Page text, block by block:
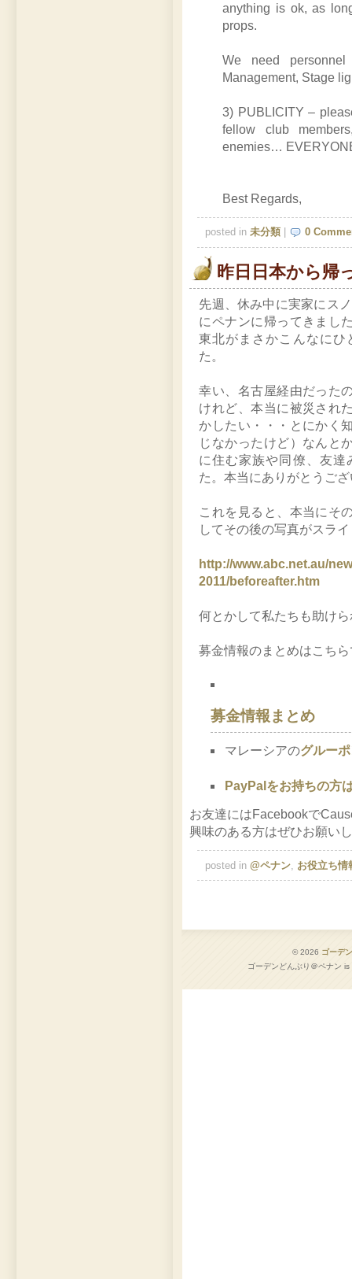
anything is ok, as
props.
We need
Management, Stage
3) PUBLICITY –
fellow club
enemies…
Best Regards,
posted in 未分類| 0
昨日日本から帰
先週、休み中に実家にス
にペナンに帰ってきまし
東北がまさかこんなにひ
た。
幸い、名古屋経由だった
けれど、本当に被災され
かしたい・・・とにかく
じなかったけど）なんと
に住む家族や同僚、友達
た。本当にありがとうご
これを見ると、本当にそ
してその後の写真がスラ
http://www.abc.net.au/
2011/beforeafter.htm
何とかして私たちも助け
募金情報のまとめはこち
募金情報まとめ
マレーシアのグルー
PayPalをお持ちの方
お友達にはFacebookで
興味のある方はぜひお願い
posted in @ペナン, お役立ち情
© 2026 ゴーデ
ゴーデンどんぶり＠ペナン